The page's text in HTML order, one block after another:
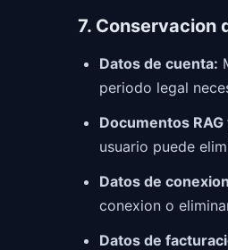
7. Conservacion
Datos de cuenta:
periodo legal
Documentos
usuario puede
Datos de
conexion o
Datos de